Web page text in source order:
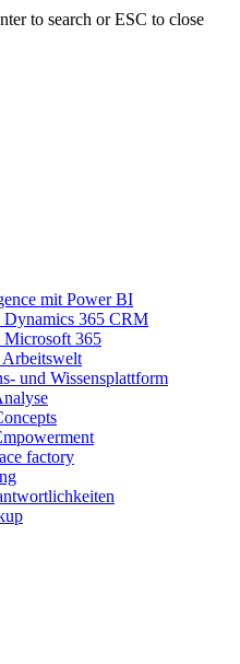
to search or ESC to close
mit Power BI
365 CRM
365
und Wissensplattform
factory